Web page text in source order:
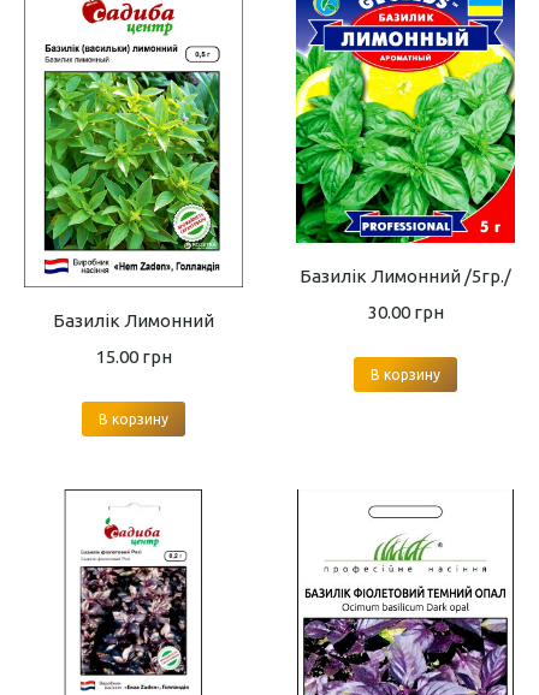
Базилік Лимонний
15.00 грн
В корзину
Базилік Лимонний /5гр./
30.00 грн
В корзину